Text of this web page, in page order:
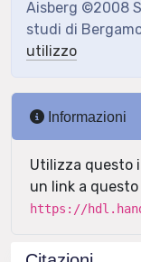
Aisberg ©2008
studi di Bergamo
utilizzo
Informazioni
Utilizza questo
un link a
https://